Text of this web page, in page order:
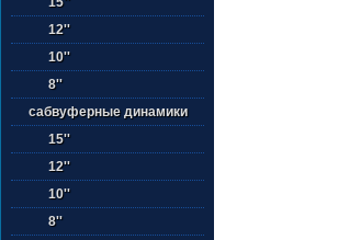
12''
10''
8''
сабвуферные динамики
15''
12''
10''
8''